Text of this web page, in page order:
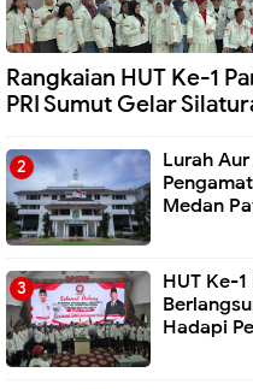
Rangkaian HUT Ke-1
PRI Sumut Gelar
Lurah
Medan
HUT Ke-
Hadapi